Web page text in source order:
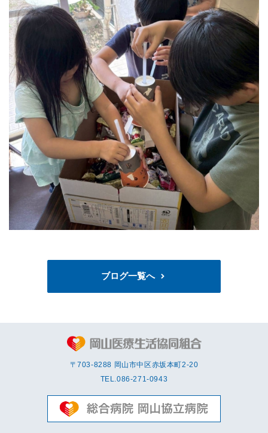
ブログ一覧へ
〒703-8288 岡⼭市中区赤坂本町2-20
TEL.086-271-0943